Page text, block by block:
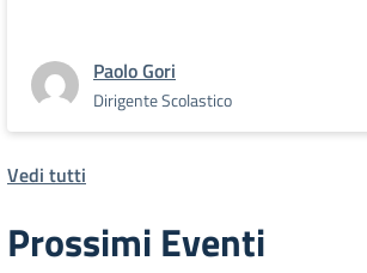
Paolo Gori
Dirigente Scolastico
Vedi tutti
Prossimi Eventi